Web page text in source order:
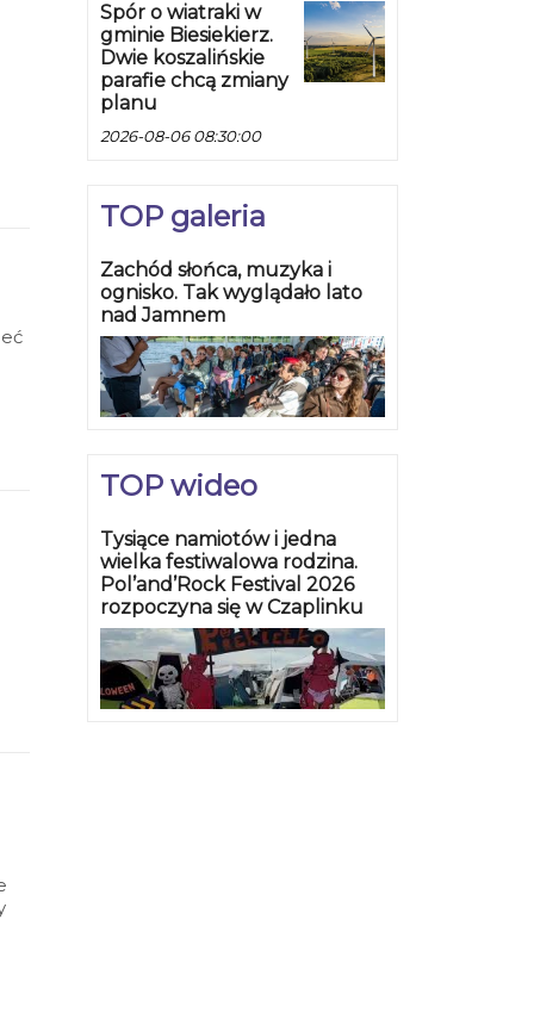
Spór o wiatraki w
gminie Biesiekierz.
Dwie koszalińskie
parafie chcą zmiany
planu
2026-08-06 08:30:00
TOP galeria
Zachód słońca, muzyka i
ognisko. Tak wyglądało lato
nad Jamnem
TOP wideo
Tysiące namiotów i jedna
wielka festiwalowa rodzina.
Pol’and’Rock Festival 2026
rozpoczyna się w Czaplinku